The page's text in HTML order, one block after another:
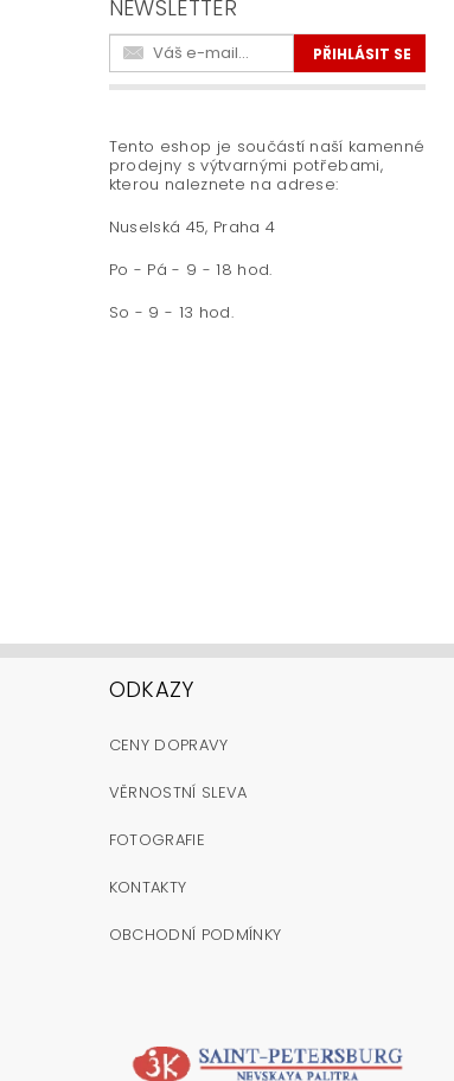
NEWSLETTER
Tento eshop je součástí naší kamenné
prodejny s výtvarnými potřebami,
kterou naleznete na adrese:
Nuselská 45, Praha 4
Po - Pá - 9 - 18 hod.
So - 9 - 13 hod.
ODKAZY
CENY DOPRAVY
VĚRNOSTNÍ SLEVA
FOTOGRAFIE
KONTAKTY
OBCHODNÍ PODMÍNKY